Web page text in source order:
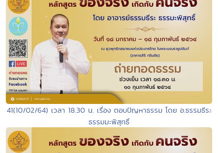
41(10/02/64) เวลา 18.30 น. เรื่อง ตอบปัญหาธรรม โดย อ.ธรรมธีระ
ธรรมมะพิสุทธิ์